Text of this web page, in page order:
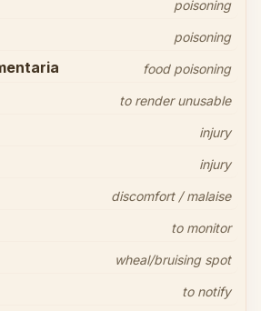
poisoning
poisoning
food poisoning
to render unusable
injury
injury
discomfort / malaise
to monitor
wheal/bruising spot
to notify